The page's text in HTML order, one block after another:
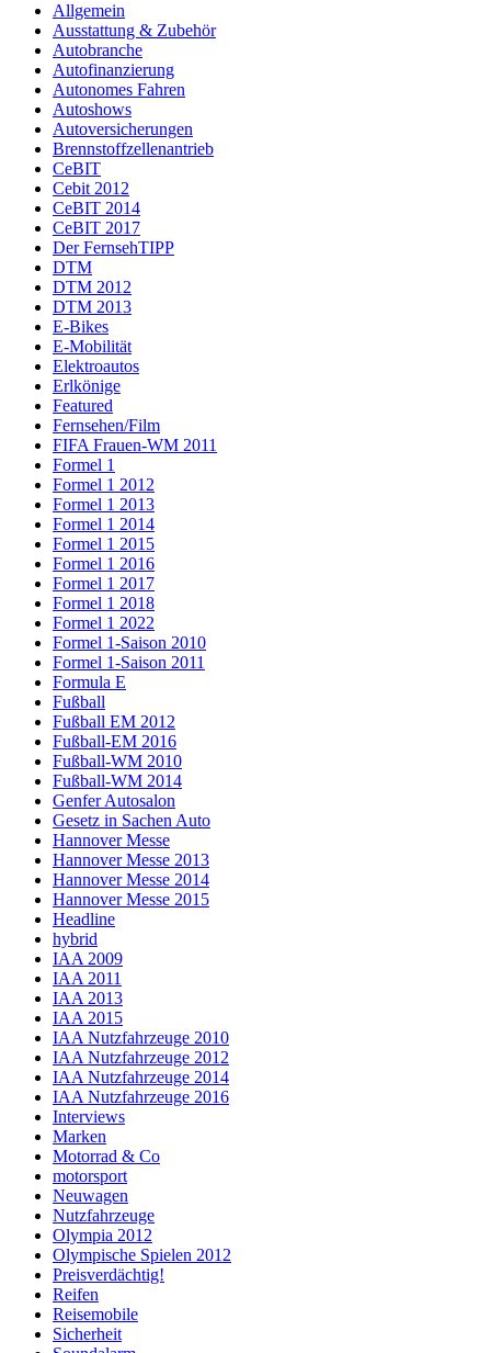
Allgemein
Ausstattung & Zubehör
Autobranche
Autofinanzierung
Autonomes Fahren
Autoshows
Autoversicherungen
Brennstoffzellenantrieb
CeBIT
Cebit 2012
CeBIT 2014
CeBIT 2017
Der FernsehTIPP
DTM
DTM 2012
DTM 2013
E-Bikes
E-Mobilität
Elektroautos
Erlkönige
Featured
Fernsehen/Film
FIFA Frauen-WM 2011
Formel 1
Formel 1 2012
Formel 1 2013
Formel 1 2014
Formel 1 2015
Formel 1 2016
Formel 1 2017
Formel 1 2018
Formel 1 2022
Formel 1-Saison 2010
Formel 1-Saison 2011
Formula E
Fußball
Fußball EM 2012
Fußball-EM 2016
Fußball-WM 2010
Fußball-WM 2014
Genfer Autosalon
Gesetz in Sachen Auto
Hannover Messe
Hannover Messe 2013
Hannover Messe 2014
Hannover Messe 2015
Headline
hybrid
IAA 2009
IAA 2011
IAA 2013
IAA 2015
IAA Nutzfahrzeuge 2010
IAA Nutzfahrzeuge 2012
IAA Nutzfahrzeuge 2014
IAA Nutzfahrzeuge 2016
Interviews
Marken
Motorrad & Co
motorsport
Neuwagen
Nutzfahrzeuge
Olympia 2012
Olympische Spielen 2012
Preisverdächtig!
Reifen
Reisemobile
Sicherheit